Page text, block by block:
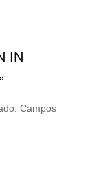
IN
Campos